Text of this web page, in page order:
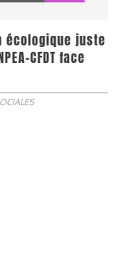
juste
CFDT face